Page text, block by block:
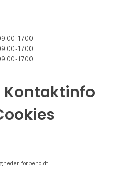
- 17.00
- 17.00
- 17.00
Kontaktinfo
forbeholdt